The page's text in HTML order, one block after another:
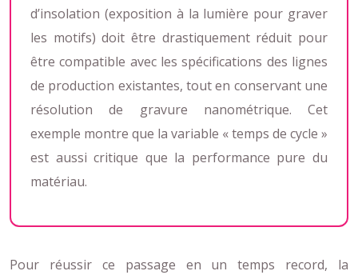
d’insolation (exposition à la lumière pour graver
les motifs) doit être drastiquement réduit pour
être compatible avec les spécifications des lignes
de production existantes, tout en conservant une
résolution de gravure nanométrique. Cet
exemple montre que la variable « temps de cycle »
est aussi critique que la performance pure du
matériau.
Pour réussir ce passage en un temps record, la